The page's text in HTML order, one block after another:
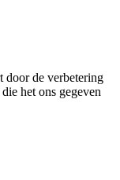
door de verbetering
het ons gegeven